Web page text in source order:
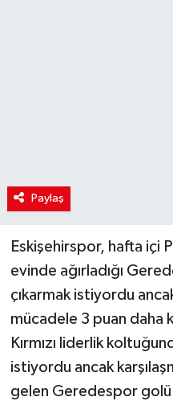
Paylaş
Eskişehirspor, hafta içi
evinde ağırladığı
çıkarmak istiyordu
mücadele 3 puan daha
Kırmızı liderlik
istiyordu ancak
gelen Geredespor golü